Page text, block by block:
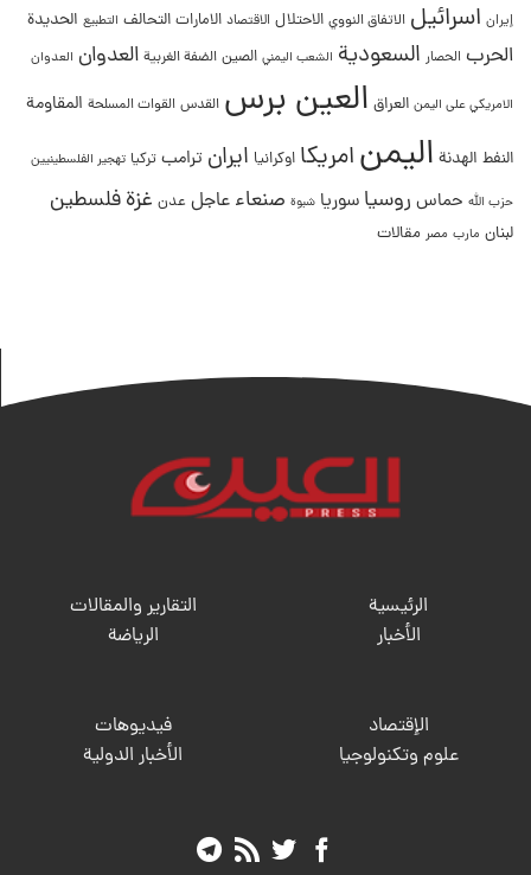
إيران اسرائيل الاتفاق النووي الاحتلال الاقتصاد الامارات التحالف التطبيع الحديدة
الحرب الحصار السعودية الشعب اليمني الصين الضفة الغربية العدوان العدوان
الامريكي على اليمن العراق العين برس القدس القوات المسلحة المقاومة
النفط الهدنة اليمنامريكا اوكرانيا ايران ترامب تركيا تهجير الفلسطينيين
حزب الله حماس روسيا سوريا شبوة صنعاء عاجل عدن غزةفلسطين
لبنان مارب مصر مقالات
الرئيسية
الأخبار
التقارير والمقالات
الریاضة
الإقتصاد
علوم وتكنولوجيا
فيديوهات
الأخبار الدولية